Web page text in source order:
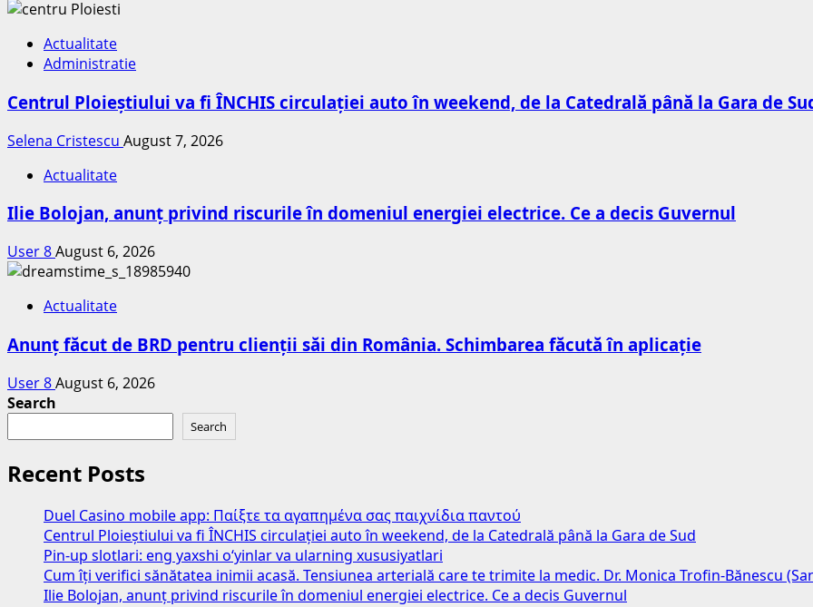
Actualitate
Administratie
Centrul Ploieștiului va fi ÎNCHIS circulației auto în weekend, de la Catedrală până la Gara de
Selena Cristescu August 7, 2026
Actualitate
Ilie Bolojan, anunț privind riscurile în domeniul energiei electrice. Ce a decis Guvernul
User 8August 6, 2026
Actualitate
Anunț făcut de BRD pentru clienții săi din România. Schimbarea făcută în aplicație
User 8August 6, 2026
Search
Search
Recent Posts
Duel Casino mobile app: Παίξτε τα αγαπημένα σας παιχνίδια παντού
Centrul Ploieștiului va fi ÎNCHIS circulației auto în weekend, de la Catedrală până la Gara de Sud
Pin-up slotlari: eng yaxshi o‘yinlar va ularning xususiyatlari
Cum îți verifici sănătatea inimii acasă. Tensiunea arterială care te trimite la medic. Dr. Monica Trofin-Bănescu
Ilie Bolojan, anunț privind riscurile în domeniul energiei electrice. Ce a decis Guvernul